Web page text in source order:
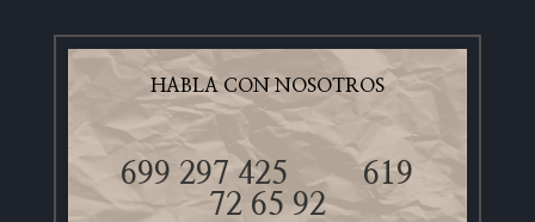
HABLA CON NOSOTROS
699 297 425619
72 65 92